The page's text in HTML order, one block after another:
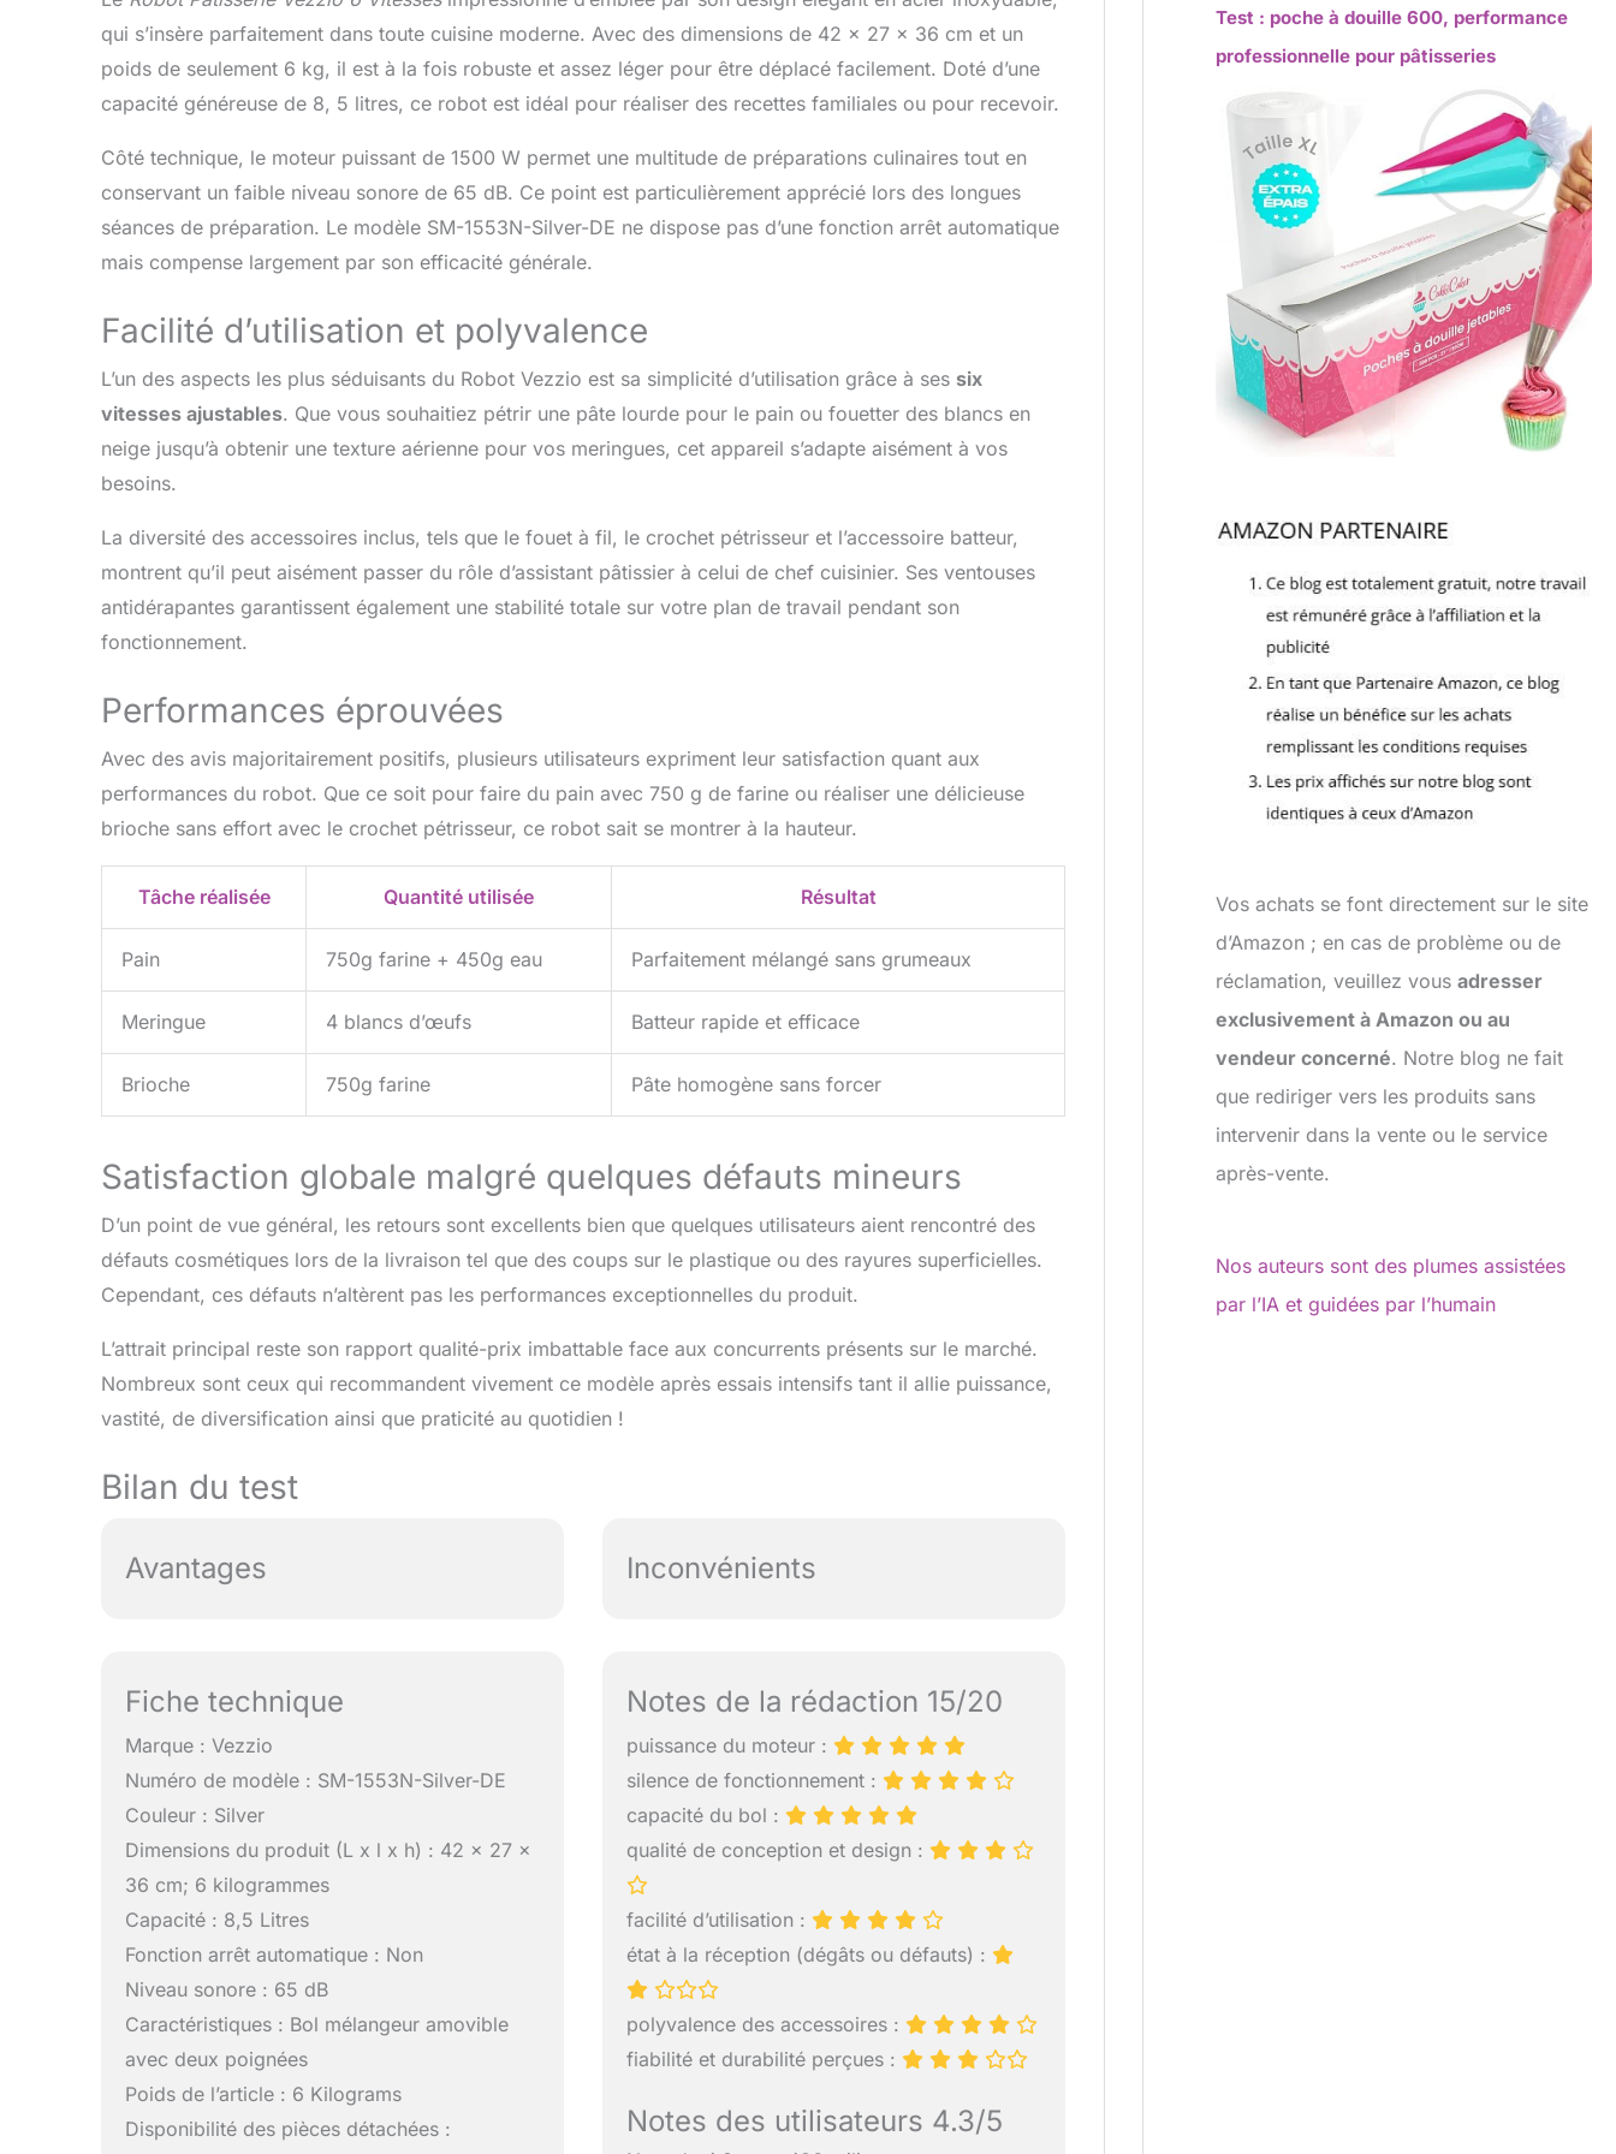
la préparation de divers desserts. 🍩【SAFE AND STABLE】 Le robot de
cuisine Vezzio est équipé d'une base lestée et de 5 pieds
antidérapants, de sorte que le robot repose parfaitement sur le plan de
travail pendant le travail. Grâce à la tête inclinée, les ingrédients
peuvent être facilement ajoutés dans le bol et l'appareil est facile à
et crochet pétrisseur avec revêtement anti-corrosion, cage à fouetter
en fil d'acier inoxydable, il suffit de les jeter dans le lave-vaisselle et de
ne pas se soucier du nettoyage. dans le bol à mélanger, puis tourner le
bol dans le sens des aiguilles d'une montre pour le verrouiller. 💌
【7*24 heures service client】 : Si vous recevez un blender
service client. Nous vous contacterons dans les 24 heures.
qui s’insère parfaitement dans toute cuisine moderne. Avec des dimensions de 42 x 27 x 36 cm et un
poids de seulement 6 kg, il est à la fois robuste et assez léger pour être déplacé facilement. Doté d’une
capacité généreuse de 8, 5 litres, ce robot est idéal pour réaliser des recettes familiales ou pour recevoir.
Côté technique, le moteur puissant de 1500 W permet une multitude de préparations culinaires tout en
conservant un faible niveau sonore de 65 dB. Ce point est particulièrement apprécié lors des longues
séances de préparation. Le modèle SM-1553N-Silver-DE ne dispose pas d’une fonction arrêt automatique
mais compense largement par son efficacité générale.
Facilité d’utilisation et polyvalence
L’un des aspects les plus séduisants du Robot Vezzio est sa simplicité d’utilisation grâce à ses six
vitesses ajustables. Que vous souhaitiez pétrir une pâte lourde pour le pain ou fouetter des blancs en
neige jusqu’à obtenir une texture aérienne pour vos meringues, cet appareil s’adapte aisément à vos
besoins.
La diversité des accessoires inclus, tels que le fouet à fil, le crochet pétrisseur et l’accessoire batteur,
montrent qu’il peut aisément passer du rôle d’assistant pâtissier à celui de chef cuisinier. Ses ventouses
antidérapantes garantissent également une stabilité totale sur votre plan de travail pendant son
fonctionnement.
Performances éprouvées
Avec des avis majoritairement positifs, plusieurs utilisateurs expriment leur satisfaction quant aux
performances du robot. Que ce soit pour faire du pain avec 750 g de farine ou réaliser une délicieuse
brioche sans effort avec le crochet pétrisseur, ce robot sait se montrer à la hauteur.
Tâche réalisée Quantité utilisée Résultat
Pain 750g farine + 450g eau Parfaitement mélangé sans grumeaux
Meringue 4 blancs d’œufs Batteur rapide et efficace
Brioche 750g farine Pâte homogène sans forcer
Satisfaction globale malgré quelques défauts mineurs
D’un point de vue général, les retours sont excellents bien que quelques utilisateurs aient rencontré des
défauts cosmétiques lors de la livraison tel que des coups sur le plastique ou des rayures superficielles.
Cependant, ces défauts n’altèrent pas les performances exceptionnelles du produit.
L’attrait principal reste son rapport qualité-prix imbattable face aux concurrents présents sur le marché.
Nombreux sont ceux qui recommandent vivement ce modèle après essais intensifs tant il allie puissance,
vastité, de diversification ainsi que praticité au quotidien !
Bilan du test
Avantages Inconvénients
Fiche technique
Marque : Vezzio
Numéro de modèle : SM-1553N-Silver-DE
Couleur : Silver
Dimensions du produit (L x l x h) : 42 x 27 x
36 cm; 6 kilogrammes
Capacité : 8,5 Litres
Fonction arrêt automatique : Non
Niveau sonore : 65 dB
Caractéristiques : Bol mélangeur amovible
avec deux poignées
Poids de l’article : 6 Kilograms
Disponibilité des pièces détachées :
Notes de la rédaction 15/20
puissance du moteur :
silence de fonctionnement :
capacité du bol :
qualité de conception et design :
facilité d’utilisation :
état à la réception (dégâts ou défauts) :
polyvalence des accessoires :
fiabilité et durabilité perçues :
Notes des utilisateurs 4.3/5
Test : poche à douille 600, performance
professionnelle pour pâtisseries
Vos achats se font directement sur le site
d’Amazon ; en cas de problème ou de
réclamation, veuillez vousadresser
exclusivement à Amazon ou au
vendeur concerné. Notre blog ne fait
que rediriger vers les produits sans
intervenir dans la vente ou le service
après-vente.
Nos auteurs sont des plumes assistées
par l’IA et guidées par l’humain